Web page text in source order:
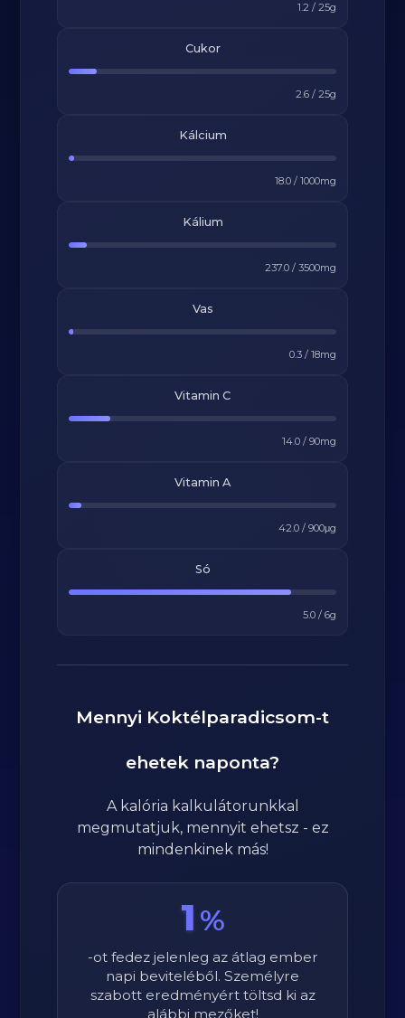
1.2/ 25g
Cukor
2.6/ 25g
Kálcium
18.0/ 1000mg
Kálium
237.0/ 3500mg
Vas
0.3/ 18mg
Vitamin C
14.0/ 90mg
Vitamin A
42.0/ 900μg
Só
5.0/ 6g
Mennyi Koktélparadicsom-t
ehetek naponta?
A kalória kalkulátorunkkal
megmutatjuk, mennyit ehetsz - ez
mindenkinek más!
1 %
-ot fedez jelenleg az átlag ember
napi beviteléből. Személyre
szabott eredményért töltsd ki az
alábbi mezőket!